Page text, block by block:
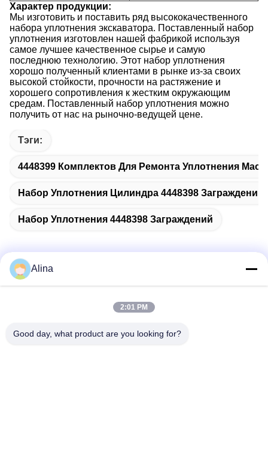
Характер продукции:
Мы изготовить и поставить ряд высококачественного
набора уплотнения экскаватора. Поставленный набор
уплотнения изготовлен нашей фабрикой используя
самое лучшее качественное сырье и самую
последнюю технологию. Этот набор уплотнения
хорошо полученный клиентами в рынке из-за своих
высокой стойкости, прочности на растяжение и
хорошего сопротивления к жестким окружающим
средам. Поставленный набор уплотнения можно
получить от нас на рыночно-ведущей цене.
Тэги:
4448399 Комплектов Для Ремонта Уплотнения
Набор Уплотнения Цилиндра 4448398 Заграждений
Набор Уплотнения 4448398 Заграждений
No.7, майна 3, к северу от деревни LianXi, городок
Alina
2:01 PM
Good day, what product are you looking for?